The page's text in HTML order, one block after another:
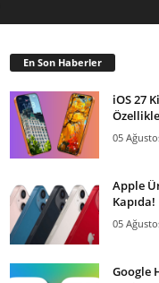
En Son Haberler
iOS 27
05
Apple
Kapıda!
05
Google